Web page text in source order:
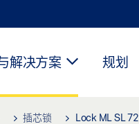
解决方案 规划
插芯锁 Lock ML SL 72